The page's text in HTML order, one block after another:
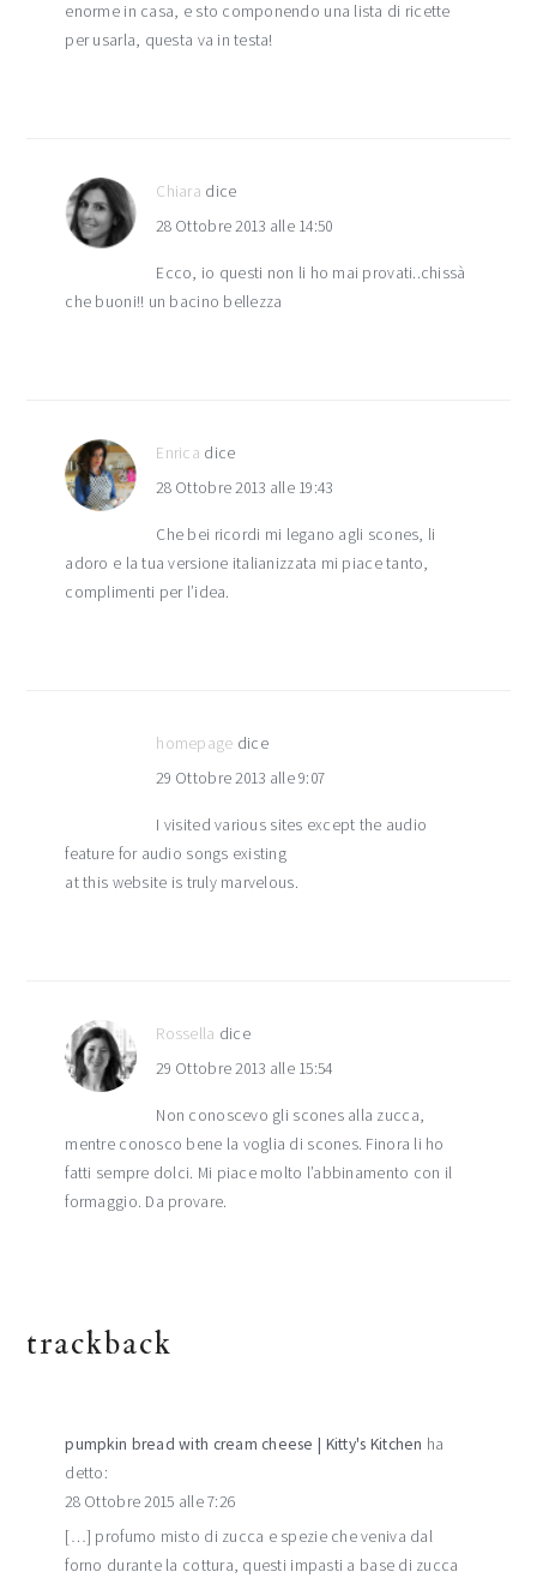
enorme in casa, e sto componendo una lista di ricette
per usarla, questa va in testa!
Chiara dice
28 Ottobre 2013 alle 14:50
Ecco, io questi non li ho mai provati..chissà
che buoni!! un bacino bellezza
Enrica dice
28 Ottobre 2013 alle 19:43
Che bei ricordi mi legano agli scones, li
adoro e la tua versione italianizzata mi piace tanto,
complimenti per l’idea.
homepage dice
29 Ottobre 2013 alle 9:07
I visited various sites except the audio
feature for audio songs existing
at this website is truly marvelous.
Rossella dice
29 Ottobre 2013 alle 15:54
Non conoscevo gli scones alla zucca,
mentre conosco bene la voglia di scones. Finora li ho
fatti sempre dolci. Mi piace molto l’abbinamento con il
formaggio. Da provare.
trackback
pumpkin bread with cream cheese | Kitty's Kitchen ha
detto:
28 Ottobre 2015 alle 7:26
[…] profumo misto di zucca e spezie che veniva dal
forno durante la cottura, questi impasti a base di zucca